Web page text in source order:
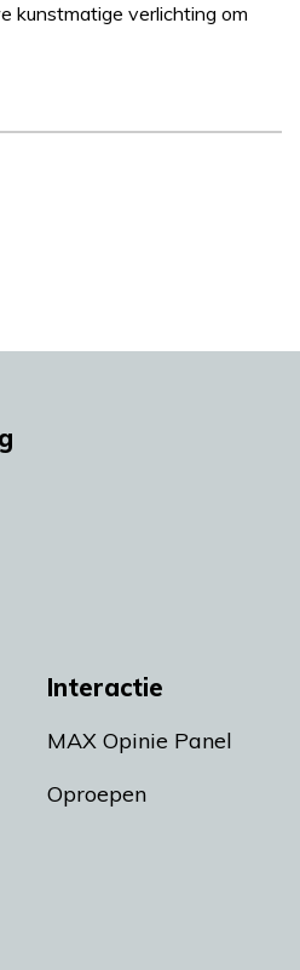
kunstmatige verlichting om
Interactie
MAX Opinie Panel
Oproepen